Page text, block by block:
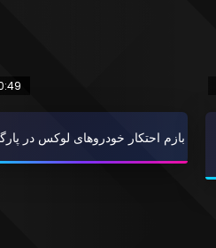
بازم احتکار خودروهای لوکس در